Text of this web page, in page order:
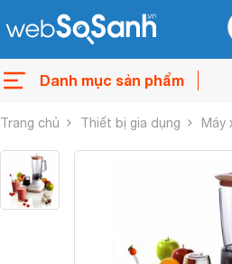
Danh mục sản phẩm
Trang chủ Thiết bị gia dụng Máy